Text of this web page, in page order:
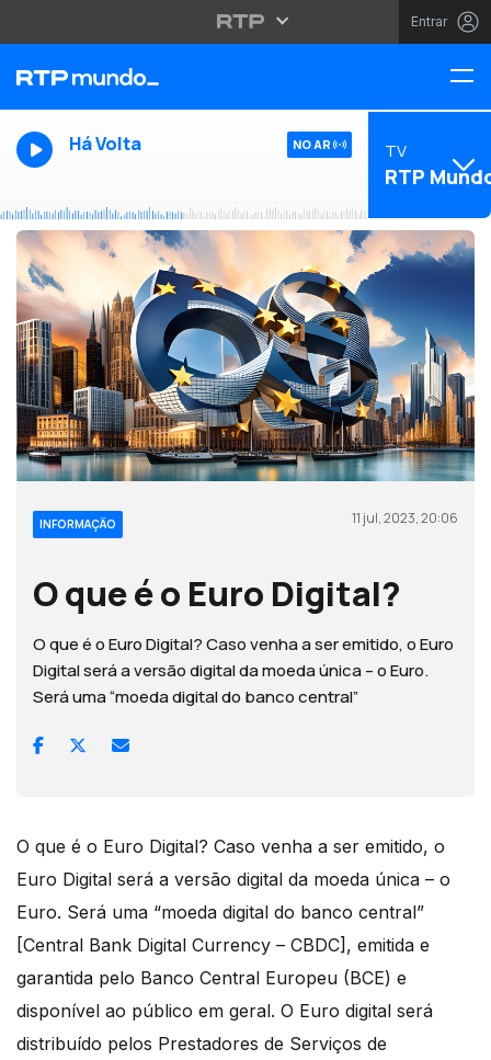
Entrar
Há Volta NO AR TV
RTP
INFORMAÇÃO 11 jul, 2023, 20:06
O que é o Euro Digital?
O que é o Euro Digital? Caso venha a ser emitido, o Euro
Digital será a versão digital da moeda única – o Euro.
Será uma “moeda digital do banco central”
O que é o Euro Digital? Caso venha a ser emitido, o
Euro Digital será a versão digital da moeda única – o
Euro. Será uma “moeda digital do banco central”
[Central Bank Digital Currency – CBDC], emitida e
garantida pelo Banco Central Europeu (BCE) e
disponível ao público em geral. O Euro digital será
distribuído pelos Prestadores de Serviços de